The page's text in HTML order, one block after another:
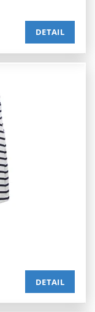
DETAIL
DETAIL